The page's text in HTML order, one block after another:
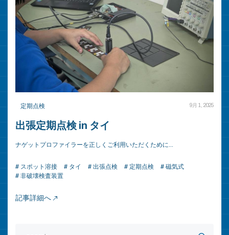
定期点検 9月 1, 2025
出張定期点検 in タイ
ナゲットプロファイラーを正しくご利用いただくために…
# スポット溶接 # タイ # 出張点検 # 定期点検
# 磁気式
# 非破壊検査装置
記事詳細へ